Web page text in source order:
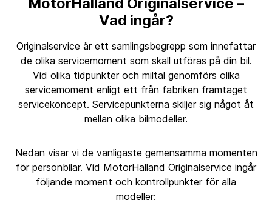
Vad ingår?
Originalservice är ett samlingsbegrepp som innefattar
de olika servicemoment som skall utföras på din bil.
Vid olika tidpunkter och miltal genomförs olika
servicemoment enligt ett från fabriken framtaget
servicekoncept. Servicepunkterna skiljer sig något åt
mellan olika bilmodeller.
Nedan visar vi de vanligaste gemensamma momenten
för personbilar. Vid MotorHalland Originalservice ingår
följande moment och kontrollpunkter för alla
modeller: